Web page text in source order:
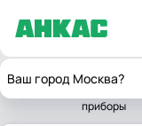
Ваш город Москва?
Главная
Контрольно-
приборы